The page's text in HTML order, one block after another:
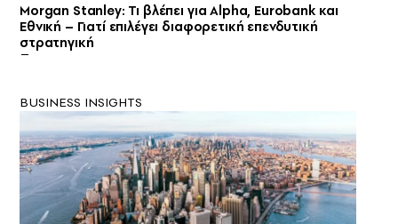
Morgan Stanley: Τι βλέπει για Alpha, Eurobank και
Εθνική – Γιατί επιλέγει διαφορετική επενδυτική
στρατηγική
BUSINESS INSIGHTS